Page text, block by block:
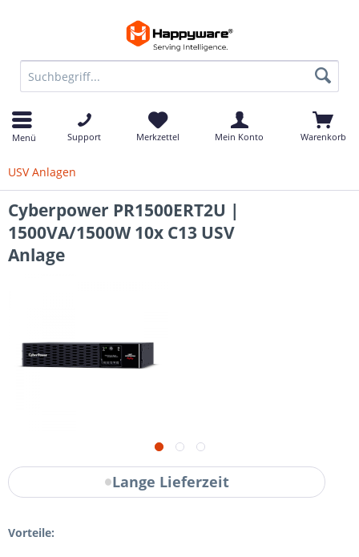
Menü Support Merkzettel Mein Konto Warenkorb
USV Anlagen
Cyberpower PR1500ERT2U |
1500VA/1500W 10x C13 USV
Anlage
Lange Lieferzeit
Vorteile: